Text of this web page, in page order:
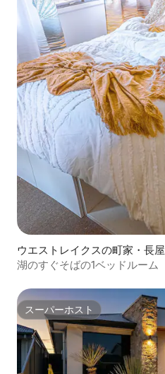
ウエストレイクスの町家・長屋
湖のすぐそばの1ベッドルーム
スーパーホスト
スーパーホスト